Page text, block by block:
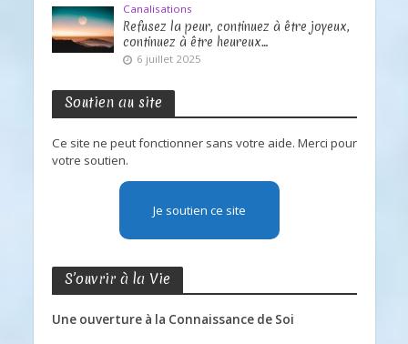
Canalisations
Refusez la peur, continuez à être joyeux,
continuez à être heureux…
6 juillet 2025
Soutien au site
Ce site ne peut fonctionner sans votre aide. Merci pour
votre soutien.
Je soutien ce site
S’ouvrir à la Vie
Une ouverture à la Connaissance de Soi